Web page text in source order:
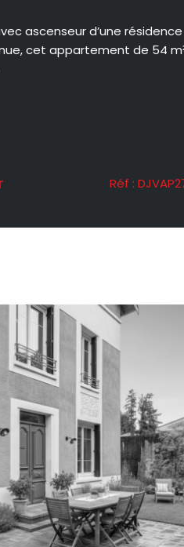
ascenseur d’une
cet appartement de 54
Réf :